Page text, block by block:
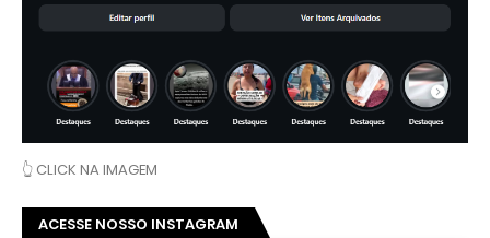
👆 CLICK NA IMAGEM
ACESSE NOSSO INSTAGRAM